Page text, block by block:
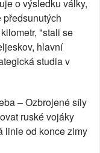
o výsledku války,
"stali se
hlavní
studia v
– Ozbrojené síly
ruské vojáky
linie od konce zimy